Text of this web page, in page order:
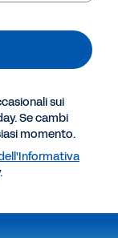
sui
Se cambi
momento.